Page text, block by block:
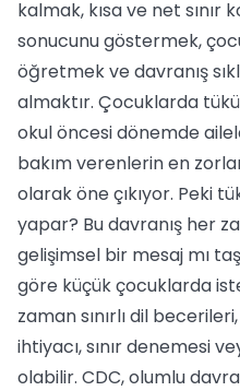
kalmak, kısa ve net sınır
sonucunu göstermek,
öğretmek ve davranış
almaktır. Çocuklarda
okul öncesi dönemde
bakım verenlerin en
olarak öne çıkıyor. Peki
yapar? Bu davranış her
gelişimsel bir mesaj mı
göre küçük çocuklarda
zaman sınırlı dil
ihtiyacı, sınır denemesi
olabilir. CDC, olumlu